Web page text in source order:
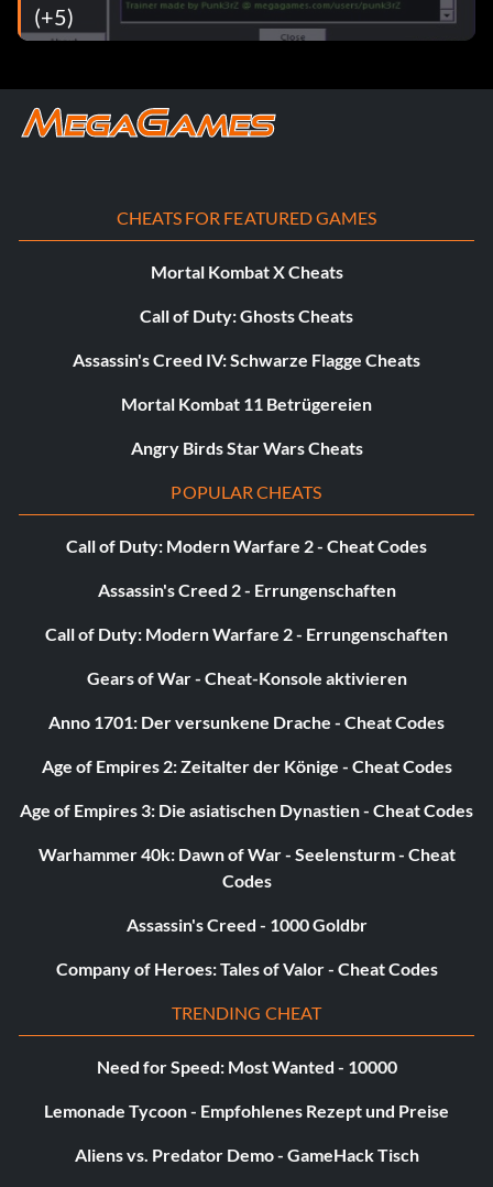
(+5)
CHEATS FOR FEATURED GAMES
Mortal Kombat X Cheats
Call of Duty: Ghosts Cheats
Assassin's Creed IV: Schwarze Flagge Cheats
Mortal Kombat 11 Betrügereien
Angry Birds Star Wars Cheats
POPULAR CHEATS
Call of Duty: Modern Warfare 2 - Cheat Codes
Assassin's Creed 2 - Errungenschaften
Call of Duty: Modern Warfare 2 - Errungenschaften
Gears of War - Cheat-Konsole aktivieren
Anno 1701: Der versunkene Drache - Cheat Codes
Age of Empires 2: Zeitalter der Könige - Cheat Codes
Age of Empires 3: Die asiatischen Dynastien - Cheat Codes
Warhammer 40k: Dawn of War - Seelensturm - Cheat
Codes
Assassin's Creed - 1000 Goldbr
Company of Heroes: Tales of Valor - Cheat Codes
TRENDING CHEAT
Need for Speed: Most Wanted - 10000
Lemonade Tycoon - Empfohlenes Rezept und Preise
Aliens vs. Predator Demo - GameHack Tisch